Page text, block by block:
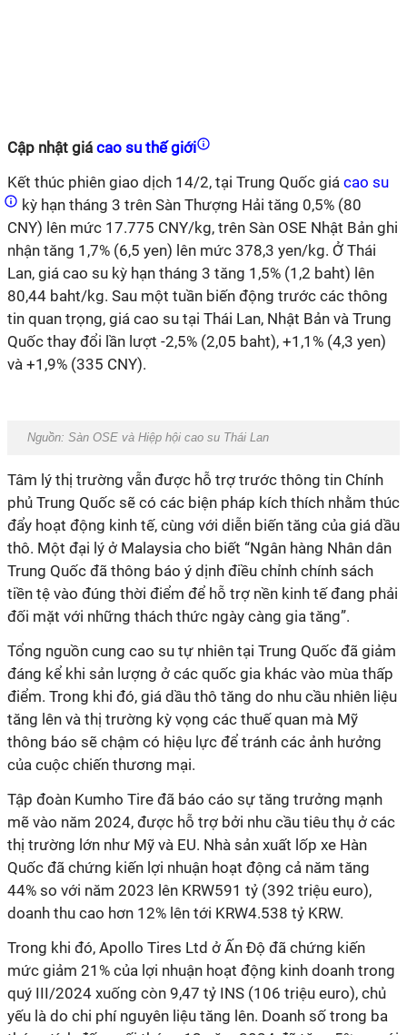
Cập nhật giá cao su thế giới
Kết thúc phiên giao dịch 14/2, tại Trung Quốc giá cao su
kỳ hạn tháng 3 trên Sàn Thượng Hải tăng 0,5% (80
CNY) lên mức 17.775 CNY/kg, trên Sàn OSE Nhật Bản ghi
nhận tăng 1,7% (6,5 yen) lên mức 378,3 yen/kg. Ở Thái
Lan, giá cao su kỳ hạn tháng 3 tăng 1,5% (1,2 baht) lên
80,44 baht/kg. Sau một tuần biến động trước các thông
tin quan trọng, giá cao su tại Thái Lan, Nhật Bản và Trung
Quốc thay đổi lần lượt -2,5% (2,05 baht), +1,1% (4,3 yen)
và +1,9% (335 CNY).
Nguồn: Sàn OSE và Hiệp hội cao su Thái Lan
Tâm lý thị trường vẫn được hỗ trợ trước thông tin Chính
phủ Trung Quốc sẽ có các biện pháp kích thích nhằm thúc
đẩy hoạt động kinh tế, cùng với diễn biến tăng của giá dầu
thô. Một đại lý ở Malaysia cho biết “Ngân hàng Nhân dân
Trung Quốc đã thông báo ý dịnh điều chỉnh chính sách
tiền tệ vào đúng thời điểm để hỗ trợ nền kinh tế đang phải
đối mặt với những thách thức ngày càng gia tăng”.
Tổng nguồn cung cao su tự nhiên tại Trung Quốc đã giảm
đáng kể khi sản lượng ở các quốc gia khác vào mùa thấp
điểm. Trong khi đó, giá dầu thô tăng do nhu cầu nhiên liệu
tăng lên và thị trường kỳ vọng các thuế quan mà Mỹ
thông báo sẽ chậm có hiệu lực để tránh các ảnh hưởng
của cuộc chiến thương mại.
Tập đoàn Kumho Tire đã báo cáo sự tăng trưởng mạnh
mẽ vào năm 2024, được hỗ trợ bởi nhu cầu tiêu thụ ở các
thị trường lớn như Mỹ và EU. Nhà sản xuất lốp xe Hàn
Quốc đã chứng kiến ​​lợi nhuận hoạt động cả năm tăng
44% so với năm 2023 lên KRW591 tỷ (392 triệu euro),
doanh thu cao hơn 12% lên tới KRW4.538 tỷ KRW.
Trong khi đó, Apollo Tires Ltd ở Ấn Độ đã chứng kiến ​​
mức giảm 21% của lợi nhuận hoạt động kinh doanh trong
quý III/2024 xuống còn 9,47 tỷ INS (106 triệu euro), chủ
yếu là do chi phí nguyên liệu tăng lên. Doanh số trong ba